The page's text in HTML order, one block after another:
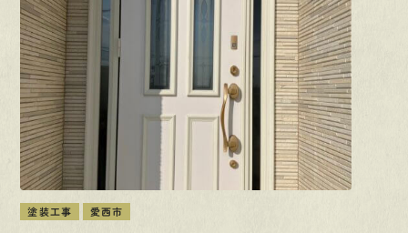
塗装工事 愛西市